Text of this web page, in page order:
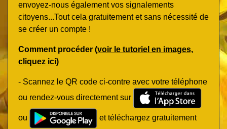
envoyez-nous également vos signalements
citoyens...Tout cela gratuitement et sans nécessité de
se créer un compte !
Comment procéder (voir le tutoriel en images,
cliquez ici)
- Scannez le QR code ci-contre avec votre téléphone
ou rendez-vous directement sur
ou
et téléchargez gratuitement